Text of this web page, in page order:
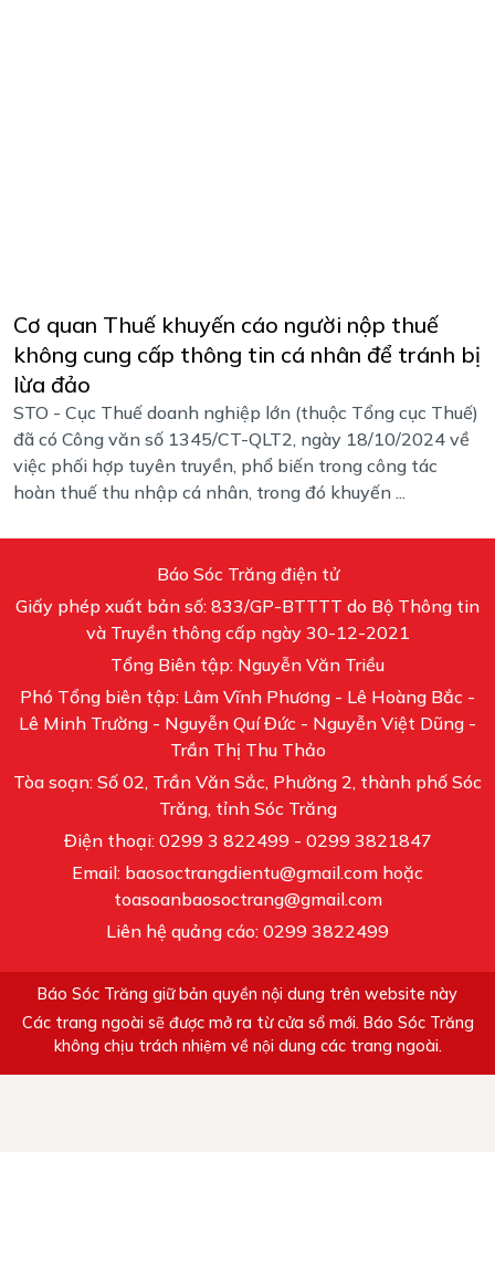
Cơ quan Thuế khuyến cáo người nộp thuế
không cung cấp thông tin cá nhân để tránh bị
lừa đảo
STO - Cục Thuế doanh nghiệp lớn (thuộc Tổng cục Thuế)
đã có Công văn số 1345/CT-QLT2, ngày 18/10/2024 về
việc phối hợp tuyên truyền, phổ biến trong công tác
hoàn thuế thu nhập cá nhân, trong đó khuyến ...
Báo Sóc Trăng điện tử
Giấy phép xuất bản số: 833/GP-BTTTT do Bộ Thông tin
và Truyền thông cấp ngày 30-12-2021
Tổng Biên tập: Nguyễn Văn Triều
Phó Tổng biên tập: Lâm Vĩnh Phương - Lê Hoàng Bắc -
Lê Minh Trường - Nguyễn Quí Đức - Nguyễn Việt Dũng -
Trần Thị Thu Thảo
Tòa soạn: Số 02, Trần Văn Sắc, Phường 2, thành phố Sóc
Trăng, tỉnh Sóc Trăng
Điện thoại: 0299 3 822499 - 0299 3821847
Email: baosoctrangdientu@gmail.com hoặc
toasoanbaosoctrang@gmail.com
Liên hệ quảng cáo: 0299 3822499
Báo Sóc Trăng giữ bản quyền nội dung trên website này
Các trang ngoài sẽ được mở ra từ cửa sổ mới. Báo Sóc Trăng
không chịu trách nhiệm về nội dung các trang ngoài.